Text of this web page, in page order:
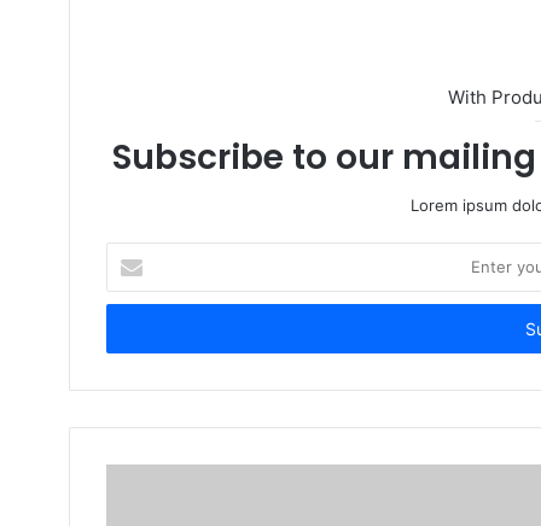
With
Subscribe to our
Lorem ipsum
your
Email